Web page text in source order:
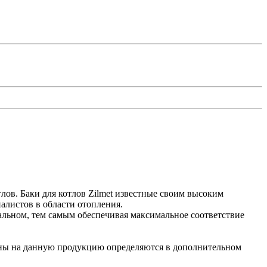
Баки для котлов Zilmet известные своим высоким
в области отопления.
тем самым обеспечивая максимальное соответствие
на данную продукцию определяются в дополнительном